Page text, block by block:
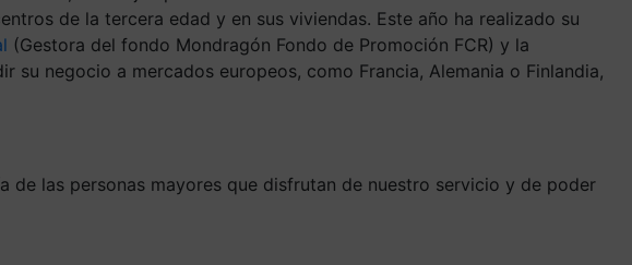
de la tercera edad y en sus viviendas. Este año ha realizado su
(Gestora del fondo Mondragón Fondo de Promoción FCR) y la
su negocio a mercados europeos, como Francia, Alemania o Finlandia,
de las personas mayores que disfrutan de nuestro servicio y de poder